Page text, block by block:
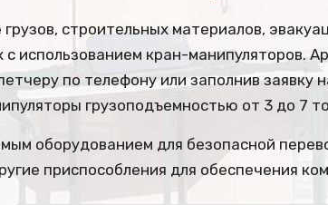
строительных материалов,
использованием кран-манипуляторов.
по телефону или заполнив заявку
грузоподъемностью от 3 до 7
оборудованием для безопасной
приспособления для обеспечения